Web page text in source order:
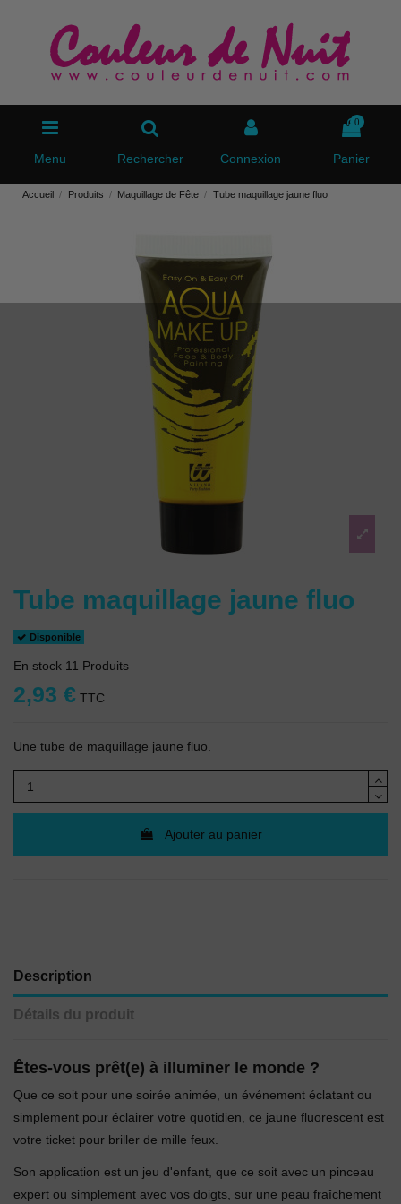
Menu Rechercher Connexion
0
Panier
Accueil Produits Maquillage de Fête Tube maquillage jaune fluo
Tube maquillage jaune fluo
Disponible
En stock 11 Produits
2,93 € TTC
Une tube de maquillage jaune fluo.
Ajouter au panier
Description
Détails du produit
Êtes-vous prêt(e) à illuminer le monde ?
Que ce soit pour une soirée animée, un événement éclatant ou
simplement pour éclairer votre quotidien, ce jaune fluorescent est
votre ticket pour briller de mille feux.
Son application est un jeu d'enfant, que ce soit avec un pinceau
expert ou simplement avec vos doigts, sur une peau fraîchement